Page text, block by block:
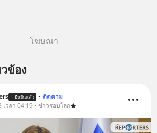
โฆษณา
ข้อง
ยืนยันแล้ว • ติดตาม
เวลา 04:19 • ข่าวรอบโลก